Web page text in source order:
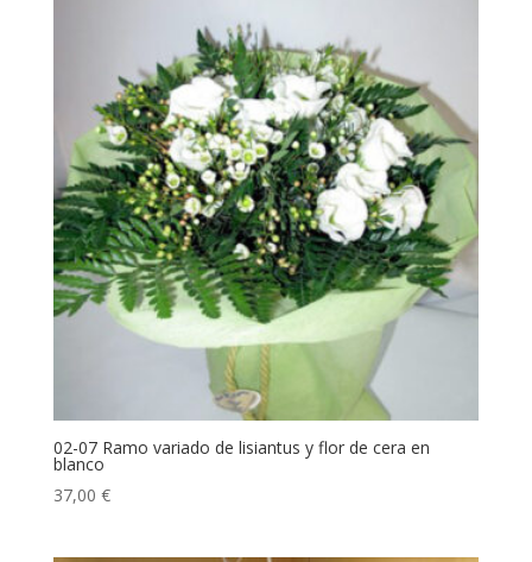
02-07 Ramo variado de lisiantus y flor de cera en
blanco
37,00 €